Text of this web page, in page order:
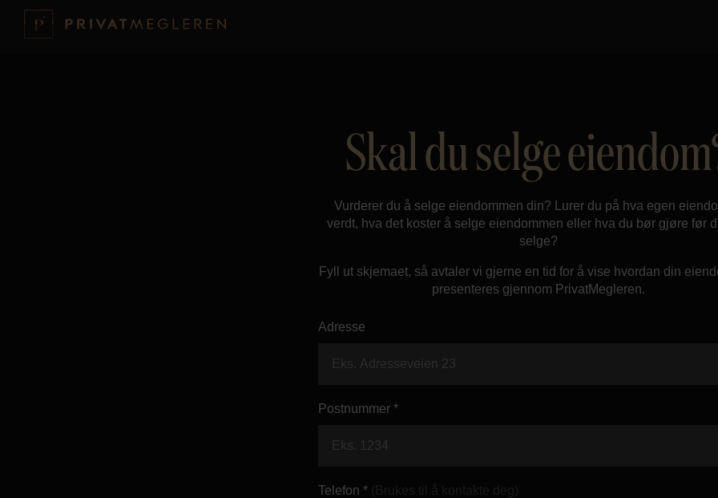
Skal du selge
Vurderer du å selge eiendommen din? Lurer du på hva egen
verdt, hva det koster å selge eiendommen eller hva du bør gjøre før
selge?
Fyll ut skjemaet, så avtaler vi gjerne en tid for å vise hvordan din
presenteres gjennom PrivatMegleren.
Adresse
Postnummer *
Telefon *